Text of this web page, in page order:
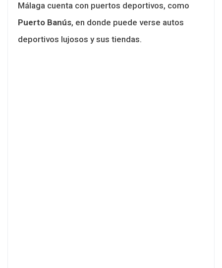
Málaga cuenta con puertos deportivos, como
Puerto Banús, en donde puede verse autos
deportivos lujosos y sus tiendas.